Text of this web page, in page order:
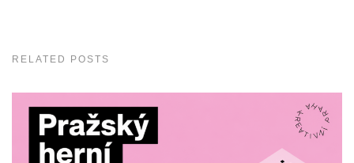
RELATED POSTS